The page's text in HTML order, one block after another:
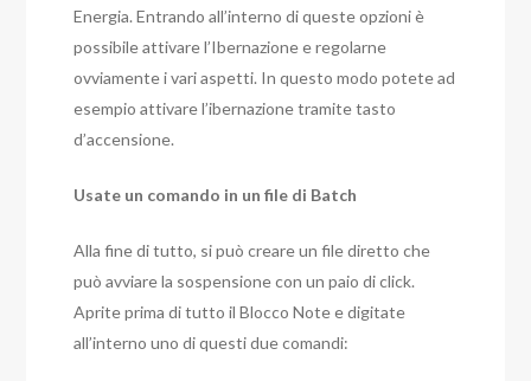
Energia. Entrando all’interno di queste opzioni è
possibile attivare l’Ibernazione e regolarne
ovviamente i vari aspetti. In questo modo potete ad
esempio attivare l’ibernazione tramite tasto
d’accensione.
Usate un comando in un file di Batch
Alla fine di tutto, si può creare un file diretto che
può avviare la sospensione con un paio di click.
Aprite prima di tutto il Blocco Note e digitate
all’interno uno di questi due comandi: